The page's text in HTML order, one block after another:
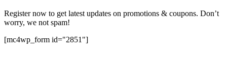
Register now to get latest updates on promotions & coupons. Don’t
worry, we not spam!
[mc4wp_form id="2851"]